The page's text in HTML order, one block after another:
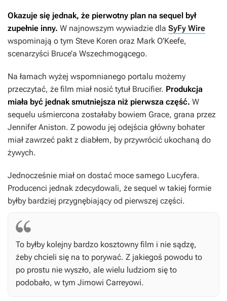
Okazuje się jednak, że pierwotny plan na sequel był
zupełnie inny. W najnowszym wywiadzie dla SyFy Wire
wspominają o tym Steve Koren oraz Mark O’Keefe,
scenarzyści Bruce’a Wszechmogącego.
Na łamach wyżej wspomnianego portalu możemy
przeczytać, że film miał nosić tytuł Brucifier. Produkcja
miała być jednak smutniejsza niż pierwsza część. W
sequelu uśmiercona zostałaby bowiem Grace, grana przez
Jennifer Aniston. Z powodu jej odejścia główny bohater
miał zawrzeć pakt z diabłem, by przywrócić ukochaną do
żywych.
Jednocześnie miał on dostać moce samego Lucyfera.
Producenci jednak zdecydowali, że sequel w takiej formie
byłby bardziej przygnębiający od pierwszej części.
To byłby kolejny bardzo kosztowny film i nie sądzę,
żeby chcieli się na to porywać. Z jakiegoś powodu to
po prostu nie wyszło, ale wielu ludziom się to
podobało, w tym Jimowi Carreyowi.